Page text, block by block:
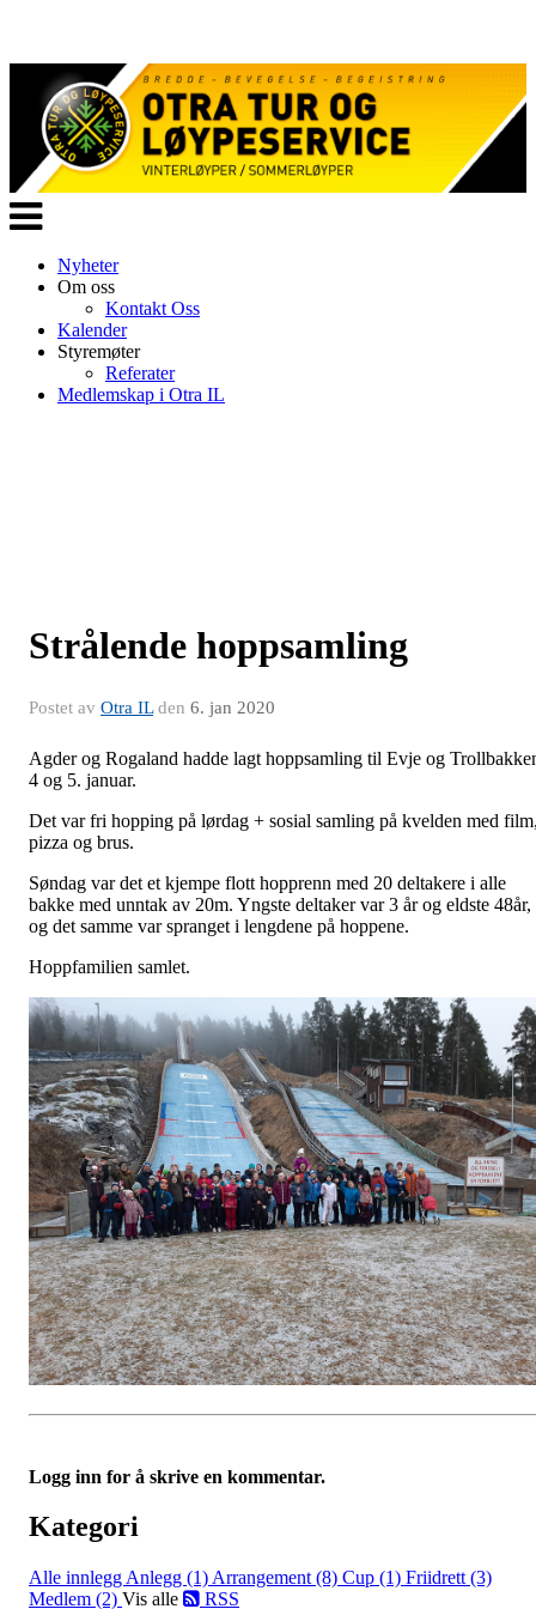
Veksle
navigasjon
Nyheter
Om oss
Kontakt Oss
Kalender
Styremøter
Referater
Medlemskap i Otra IL
Strålende hoppsamling
Postet av Otra ILden 6. jan 2020
Agder og Rogaland hadde lagt hoppsamling til Evje og
4 og 5. januar.
Det var fri hopping på lørdag + sosial samling på kvelden med
pizza og brus.
Søndag var det et kjempe flott hopprenn med 20 deltakere i alle
bakke med unntak av 20m. Yngste deltaker var 3 år og eldste 48år,
og det samme var spranget i lengdene på hoppene.
Hoppfamilien samlet.
Logg inn for å skrive en kommentar.
Kategori
Alle innlegg Anlegg (1) Arrangement (8) Cup (1) Friidrett (3)
Medlem (2) Vis alle RSS